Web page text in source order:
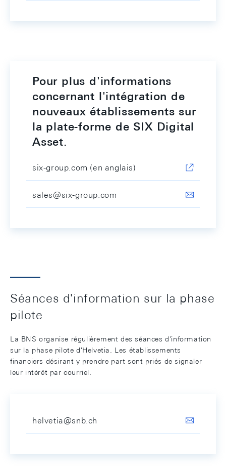
Pour plus d'informations
concernant l'intégration de
nouveaux établissements sur
la plate-forme de SIX Digital
Asset.
six-group.com (en anglais)
sales@six-group.com
Séances d'information sur la phase
pilote
La BNS organise régulièrement des séances d'information
sur la phase pilote d'Helvetia. Les établissements
financiers désirant y prendre part sont priés de signaler
leur intérêt par courriel.
helvetia@snb.ch